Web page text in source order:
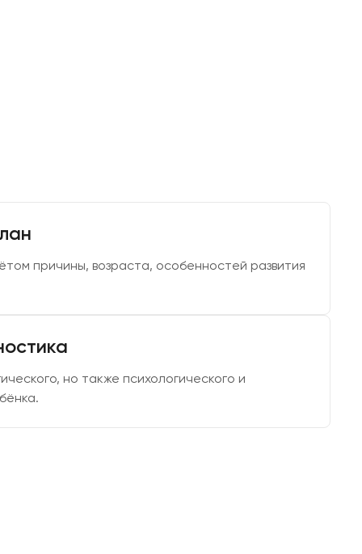
причины, возраста, особенностей развития
но также психологического и